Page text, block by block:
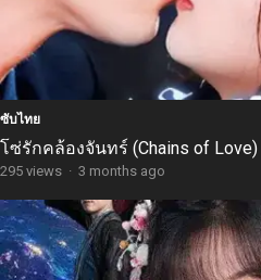
ซับไทย
โซ่รักคล้องจันทร์ (Chains of Love)
295 views · 3 months ago